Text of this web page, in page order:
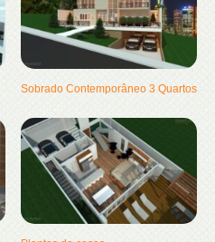
Sobrado Contemporâneo 3 Quartos